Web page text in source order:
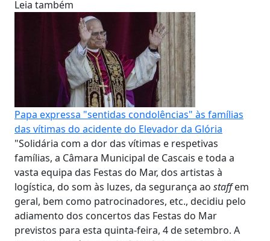
Leia também
Papa expressa "sentidas condolências" às famílias
das vítimas do acidente do Elevador da Glória
"Solidária com a dor das vítimas e respetivas
famílias, a Câmara Municipal de Cascais e toda a
vasta equipa das Festas do Mar, dos artistas à
logística, do som às luzes, da segurança ao staffem
geral, bem como patrocinadores, etc., decidiu pelo
adiamento dos concertos das Festas do Mar
previstos para esta quinta-feira, 4 de setembro. A